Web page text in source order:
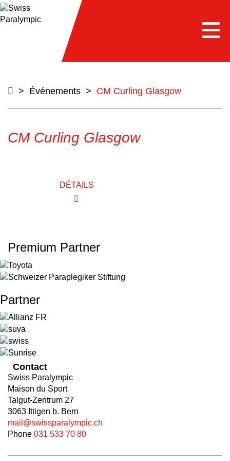
> Événements > CM Curling Glasgow
CM Curling Glasgow
DÉTAILS
Premium Partner
Partner
Contact
Swiss Paralympic
Maison du Sport
Talgut-Zentrum 27
3063 Ittigen b. Bern
mail@swissparalympic.ch
Phone 031 533 70 80